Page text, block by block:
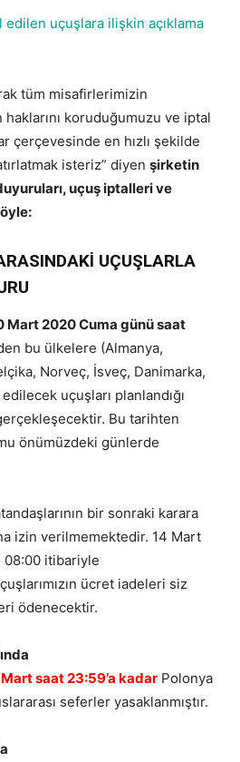
edilen uçuşlara ilişkin açıklama
tüm misafirlerimizin
koruduğumuzu ve iptal
çerçevesinde en hızlı şekilde
isteriz” diyen şirketin
uçuş iptalleri ve
UÇUŞLARLA
Mart 2020 Cuma günü saat
bu ülkelere (Almanya,
Norveç, İsveç, Danimarka,
uçuşları planlandığı
Bu tarihten
önümüzdeki günlerde
bir sonraki karara
izin verilmemektedir. 14 Mart
08:00 itibariyle
ücret iadeleri siz
ödenecektir.
saat 23:59’a kadar Polonya
seferler yasaklanmıştır.